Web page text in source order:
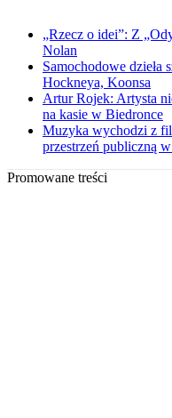
„Rzecz o idei”: Z
Nolan
Samochodowe dzieła
Hockneya, Koonsa
Artur Rojek: Artysta
na kasie w Biedronce
Muzyka wychodzi z
przestrzeń publiczną
Promowane treści